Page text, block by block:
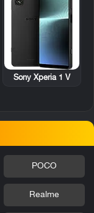
Sony Xperia 1 V
POCO
Realme